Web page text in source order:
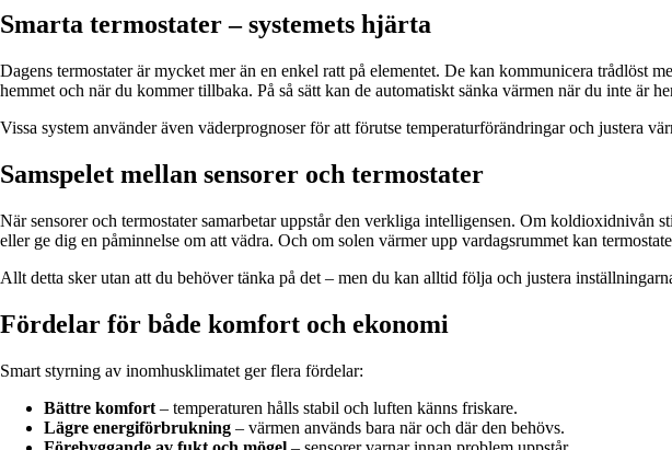
Smarta termostater – systemets hjärta
Dagens termostater är mycket mer än en enkel ratt på elementet. De kan kommunicera trådlöst
hemmet och när du kommer tillbaka. På så sätt kan de automatiskt sänka värmen när du inte är
Vissa system använder även väderprognoser för att förutse temperaturförändringar och justera
Samspelet mellan sensorer och termostater
När sensorer och termostater samarbetar uppstår den verkliga intelligensen. Om
eller ge dig en påminnelse om att vädra. Och om solen värmer upp vardagsrummet kan
Allt detta sker utan att du behöver tänka på det – men du kan alltid följa och justera
Fördelar för både komfort och ekonomi
Smart styrning av inomhusklimatet ger flera fördelar:
Bättre komfort – temperaturen hålls stabil och luften känns friskare.
Lägre energiförbrukning – värmen används bara när och där den behövs.